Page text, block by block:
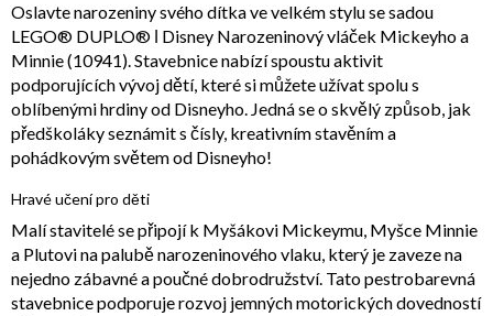
Oslavte narozeniny svého dítka ve velkém stylu se sadou
LEGO® DUPLO® ǀ Disney Narozeninový vláček Mickeyho a
Minnie (10941). Stavebnice nabízí spoustu aktivit
podporujících vývoj dětí, které si můžete užívat spolu s
oblíbenými hrdiny od Disneyho. Jedná se o skvělý způsob, jak
předškoláky seznámit s čísly, kreativním stavěním a
pohádkovým světem od Disneyho!
Hravé učení pro děti
Malí stavitelé se připojí k Myšákovi Mickeymu, Myšce Minnie
a Plutovi na palubě narozeninového vlaku, který je zaveze na
nejedno zábavné a poučné dobrodružství. Tato pestrobarevná
stavebnice podporuje rozvoj jemných motorických dovedností